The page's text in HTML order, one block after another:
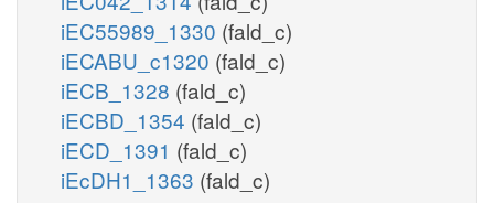
iEC55989_1330 (fald_c)
iECABU_c1320 (fald_c)
iECB_1328 (fald_c)
iECBD_1354 (fald_c)
iECD_1391 (fald_c)
iEcDH1_1363 (fald_c)